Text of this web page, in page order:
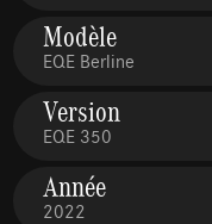
Modèle
EQE Berline
Version
EQE 350
Année
2022